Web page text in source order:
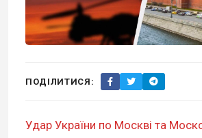
ПОДІЛИТИСЯ:
Удар України по Москві та